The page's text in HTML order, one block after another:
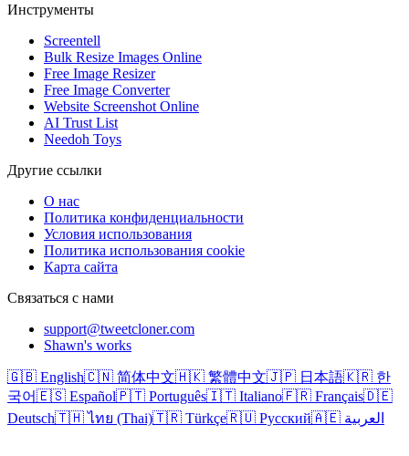
Инструменты
Screentell
Bulk Resize Images Online
Free Image Resizer
Free Image Converter
Website Screenshot Online
AI Trust List
Needoh Toys
Другие ссылки
О нас
Политика конфиденциальности
Условия использования
Политика использования cookie
Карта сайта
Связаться с нами
support@tweetcloner.com
Shawn's works
🇬🇧 English🇨🇳 简体中文🇭🇰 繁體中文🇯🇵 日本語🇰🇷 한
국어🇪🇸 Español🇵🇹 Português🇮🇹 Italiano🇫🇷 Français🇩🇪
Deutsch🇹🇭 ไทย (Thai)🇹🇷 Türkçe🇷🇺 Русский 🇦🇪 العربية